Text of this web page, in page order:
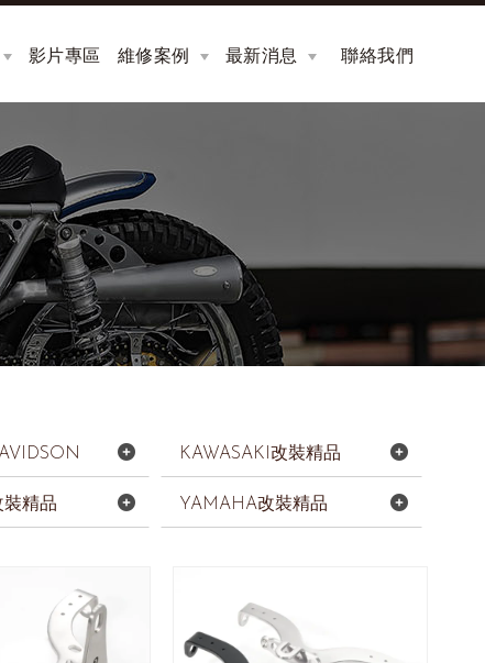
影片專區
VIDEOS
維修案例
REPAIR
最新消息
NEWS
聯絡我們
CONTACT
KAWASAKI改裝精品
裝精品 YAMAHA改裝精品